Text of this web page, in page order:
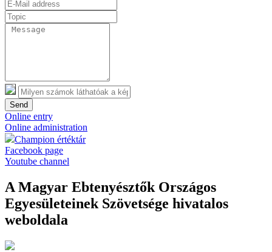
Send
Online entry
Online administration
Champion értéktár
Facebook page
Youtube channel
A Magyar Ebtenyésztők Országos
Egyesületeinek Szövetsége hivatalos
weboldala